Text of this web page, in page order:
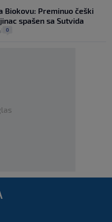
Biokovu: Preminuo češki
spašen sa Sutvida
0